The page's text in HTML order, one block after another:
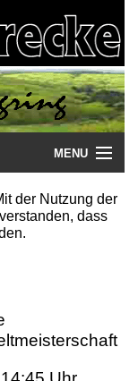
MENU
der Nutzung der
dass